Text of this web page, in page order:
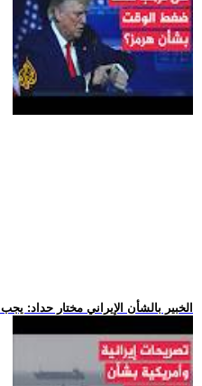
.. الخبير بالشأن الإيراني مختار حداد: